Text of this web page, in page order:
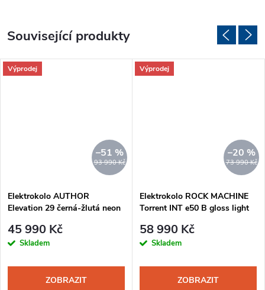
Související produkty
Výprodej
93 990 Kč
–51 %
Elektrokolo AUTHOR
Elevation 29 černá-žlutá neon
45 990 Kč
Skladem
ZOBRAZIT
Výprodej
73 990 Kč
–20 %
Elektrokolo ROCK MACHINE
Torrent INT e50 B gloss light
yellow
58 990 Kč
Skladem
ZOBRAZIT